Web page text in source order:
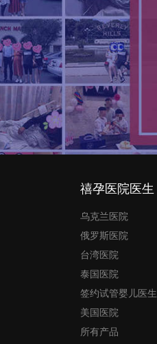
禧孕医院医生
乌克兰医院
俄罗斯医院
台湾医院
泰国医院
签约试管婴儿医生
美国医院
所有产品